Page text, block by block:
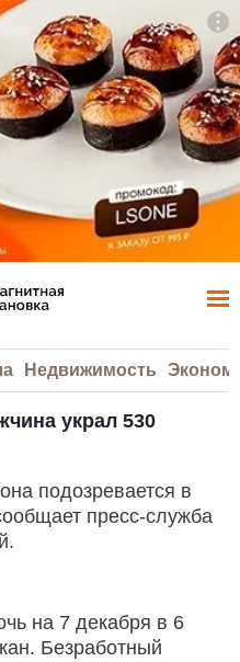
Недвижимость
украл 530
подозревается в
пресс-служба
на 7 декабря в 6
Безработный